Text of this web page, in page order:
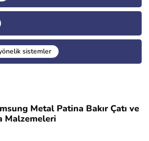
sistemler
Metal Patina Bakır Çatı ve
Malzemeleri